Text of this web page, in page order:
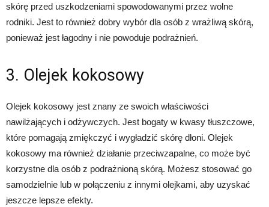
skórę przed uszkodzeniami spowodowanymi przez wolne
rodniki. Jest to również dobry wybór dla osób z wrażliwą skórą,
ponieważ jest łagodny i nie powoduje podrażnień.
3. Olejek kokosowy
Olejek kokosowy jest znany ze swoich właściwości
nawilżających i odżywczych. Jest bogaty w kwasy tłuszczowe,
które pomagają zmiękczyć i wygładzić skórę dłoni. Olejek
kokosowy ma również działanie przeciwzapalne, co może być
korzystne dla osób z podrażnioną skórą. Możesz stosować go
samodzielnie lub w połączeniu z innymi olejkami, aby uzyskać
jeszcze lepsze efekty.